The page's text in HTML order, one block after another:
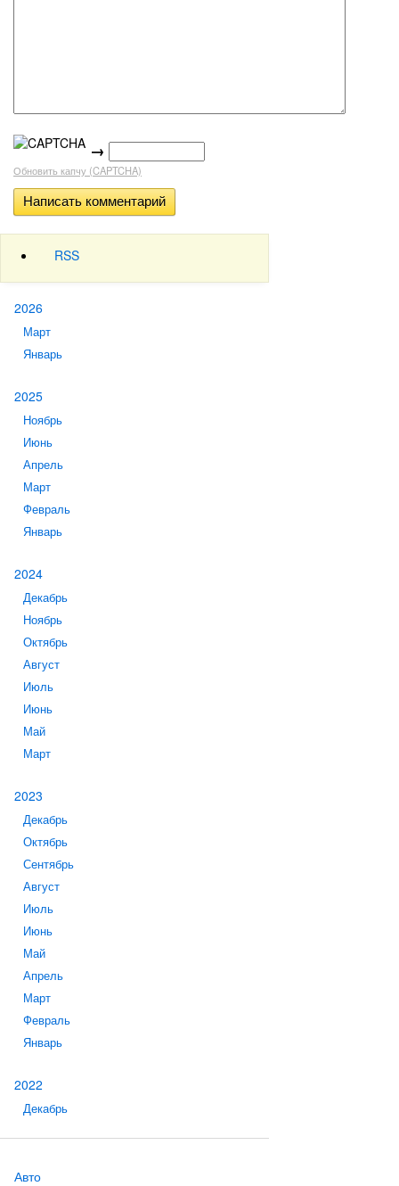
→
Обновить капчу (CAPTCHA)
RSS
2026
Март
Январь
2025
Ноябрь
Июнь
Апрель
Март
Февраль
Январь
2024
Декабрь
Ноябрь
Октябрь
Август
Июль
Июнь
Май
Март
2023
Декабрь
Октябрь
Сентябрь
Август
Июль
Июнь
Май
Апрель
Март
Февраль
Январь
2022
Декабрь
Авто